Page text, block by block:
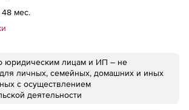
мес.
юридическим лицам и ИП – не
личных, семейных, домашних и иных
с осуществлением
деятельности